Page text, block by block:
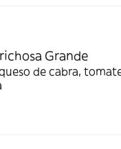
Grande
de cabra,